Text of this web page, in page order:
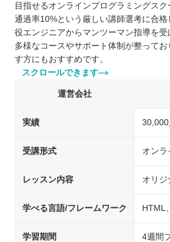
目指せるオンラインプログラミングスク
通過率10%という厳しい講師選考に合
役エンジニアからマンツーマン指導を受
多様なコースやサポート体制が整って
す方にもおすすめです。
スクロールできます
運営会社
実績
受講形式 オンラ
レッスン内容 オリ
学べる言語/フレームワーク HTML
学習期間 4週間